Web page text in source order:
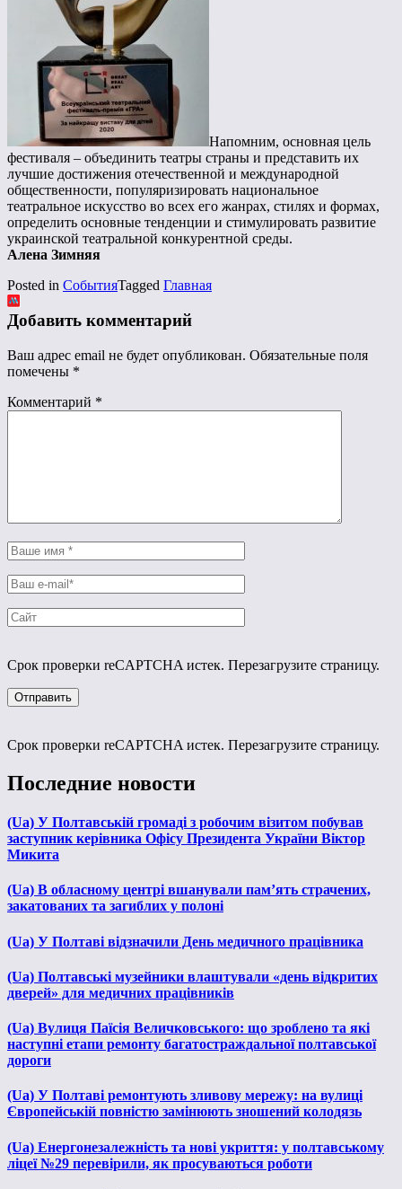
Напомним, основная цель
фестиваля – объединить театры страны и представить их
лучшие достижения отечественной и международной
общественности, популяризировать национальное
театральное искусство во всех его жанрах, стилях и формах,
определить основные тенденции и стимулировать развитие
украинской театральной конкурентной среды.
Алена Зимняя
Posted in СобытияTagged Главная
Добавить комментарий
Ваш адрес email не будет опубликован. Обязательные поля
помечены *
Комментарий *
Срок проверки reCAPTCHA истек. Перезагрузите страницу.
Срок проверки reCAPTCHA истек. Перезагрузите страницу.
Последние новости
(Ua) У Полтавській громаді з робочим візитом побував
заступник керівника Офісу Президента України Віктор
Микита
(Ua) В обласному центрі вшанували пам’ять страчених,
закатованих та загиблих у полоні
(Ua) У Полтаві відзначили День медичного працівника
(Ua) Полтавські музейники влаштували «день відкритих
дверей» для медичних працівників
(Ua) Вулиця Паїсія Величковського: що зроблено та які
наступні етапи ремонту багатостраждальної полтавської
дороги
(Ua) У Полтаві ремонтують зливову мережу: на вулиці
Європейській повністю замінюють зношений колодязь
(Ua) Енергонезалежність та нові укриття: у полтавському
ліцеї №29 перевірили, як просуваються роботи